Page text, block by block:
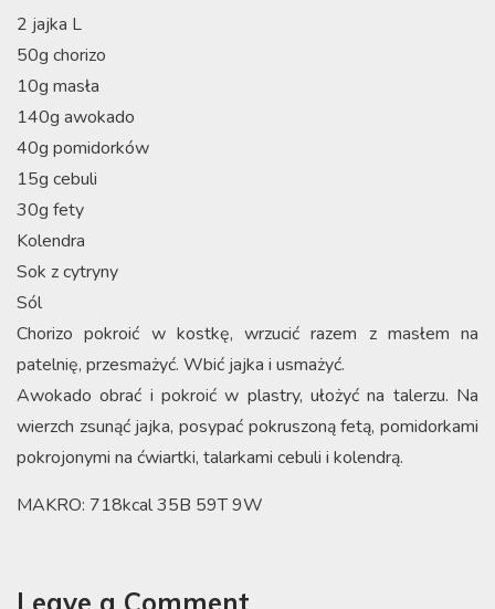
2 jajka L
50g chorizo
10g masła
140g awokado
40g pomidorków
15g cebuli
30g fety
Kolendra
Sok z cytryny
Sól
Chorizo pokroić w kostkę, wrzucić razem z masłem na
patelnię, przesmażyć. Wbić jajka i usmażyć.
Awokado obrać i pokroić w plastry, ułożyć na talerzu. Na
wierzch zsunąć jajka, posypać pokruszoną fetą, pomidorkami
pokrojonymi na ćwiartki, talarkami cebuli i kolendrą.
MAKRO: 718kcal 35B 59T 9W